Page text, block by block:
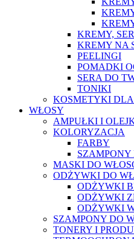
KREMY,
KREMY NA
PEELINGI
POMADKI
SERA DO
TONIKI
KOSMETYKI
WŁOSY
AMPUŁKI I
KOLORYZACJA
FARBY
MASKI DO
ODŻYWKI DO
ODŻYWKI
ODŻYWKI
ODŻYWKI
SZAMPONY DO
TONERY I